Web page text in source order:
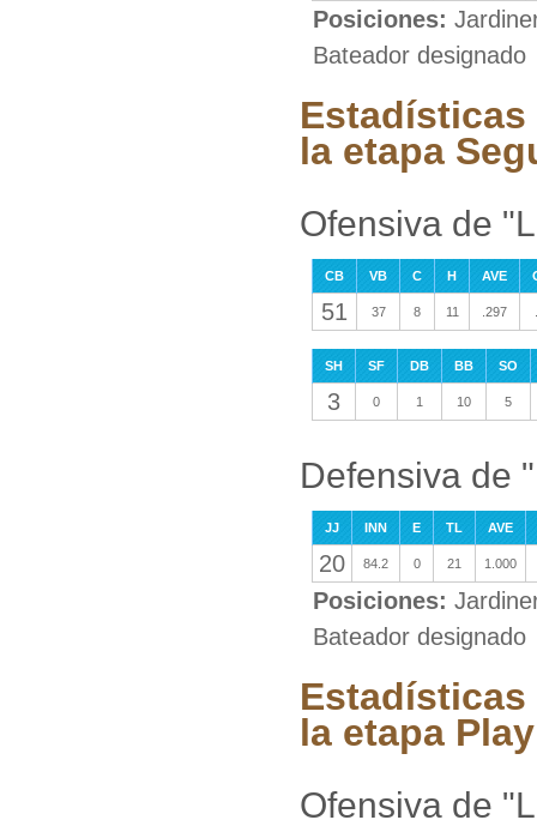
Posiciones:
Bateador designado
Estadísticas
la etapa
Ofensiva de
CB VB C H AVE
51 37 8 11 .297
SH SF DB BB SO
3 0 1 10 5
Defensiva de
JJ INN E TL AVE
20 84.2 0 21 1.000
Posiciones:
Bateador designado
Estadísticas
la etapa
Ofensiva de